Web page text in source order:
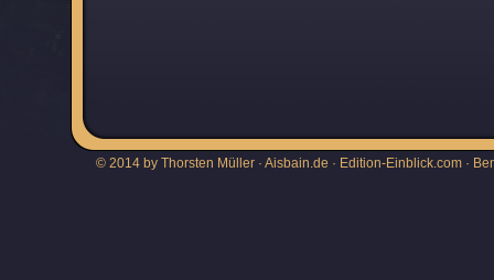
© 2014 by Thorsten Müller · Aisbain.de · Edition-Einblick.com ·